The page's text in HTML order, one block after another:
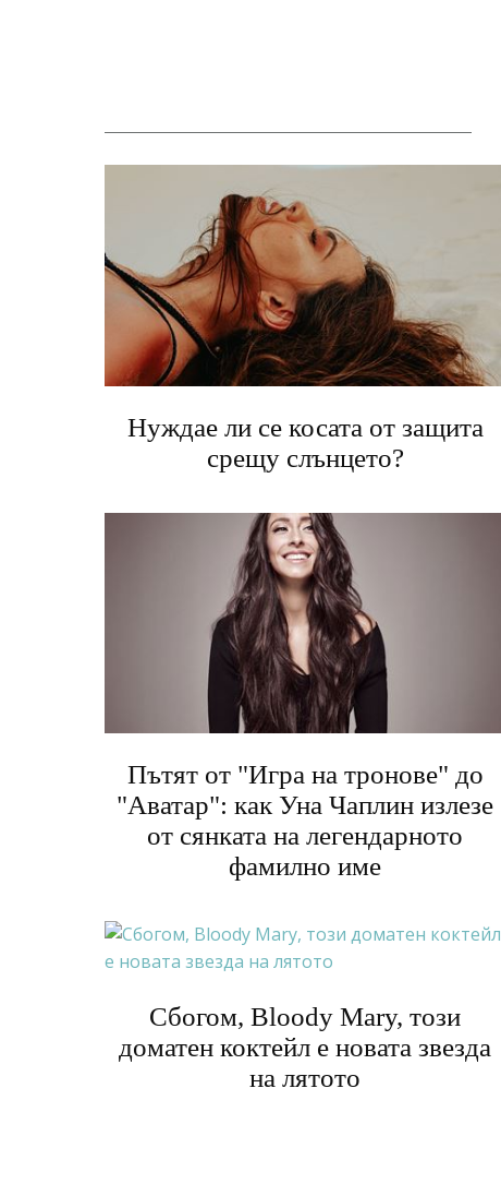
Нуждае ли се косата от защита
срещу слънцето?
Пътят от "Игра на тронове" до
"Аватар": как Уна Чаплин излезе
от сянката на легендарното
фамилно име
Сбогом, Bloody Mary, този
доматен коктейл е новата звезда
на лятото